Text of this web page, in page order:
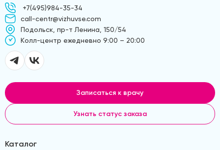
+7(495)984-35-34
call-centr@vizhuvse.com
Подольск, пр-т Ленина, 150/54
Kолл-центр ежедневно 9:00 – 20:00
Записаться к врачу
Узнать статус заказа
Каталог